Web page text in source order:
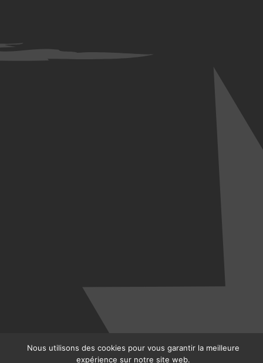
Nous utilisons des cookies pour vous garantir la meilleure
expérience sur notre site web.